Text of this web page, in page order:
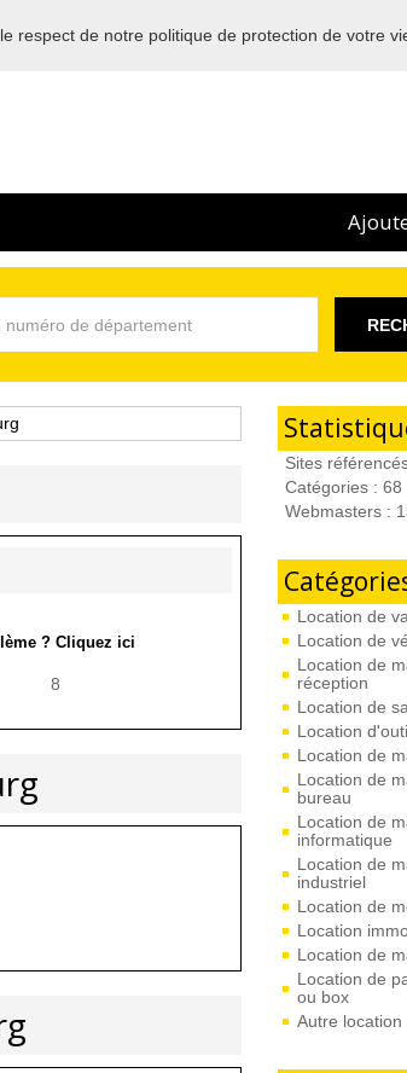
la location en France
Sites
Catégories : 68
Webmasters :
Location de
Location de
Location de
réception
Location de
Location
Location de
Location de
bureau
Location de
informatique
Location de
industriel
Location de
Location
Location de
Location de
ou box
Autre location
? Cliquez ici
8
respect de notre politique de protection de votre